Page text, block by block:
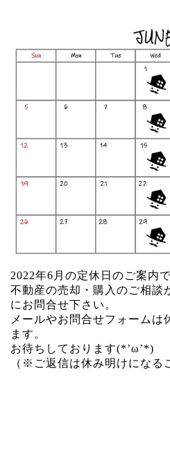
2022年6月の定休日のご案内で
不動産の売却・購入のご相談
にお問合せ下さい。
メールやお問合せフォームは
ます。
お待ちしております(*’ω’*)
（※ご返信は休み明けになる